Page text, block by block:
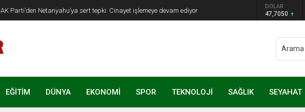
Son Dakika: Etimesgut Belediye Başkanı Erdal Beşikçioğlu görevden
uzaklaştırıldı
DOLAR
47,7050
EĞİTİM DÜNYA EKONOMİ SPOR TEKNOLOJİ SAĞLIK SEYAHAT